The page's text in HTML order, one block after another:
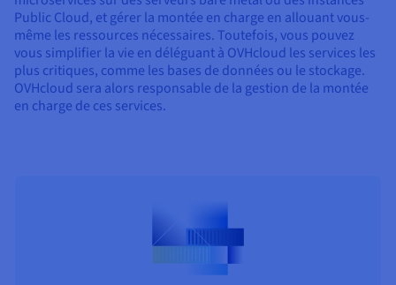
Public Cloud, et gérer la montée en charge en allouant vous-
même les ressources nécessaires. Toutefois, vous pouvez
vous simplifier la vie en déléguant à OVHcloud les services les
plus critiques, comme les bases de données ou le stockage.
OVHcloud sera alors responsable de la gestion de la montée
en charge de ces services.